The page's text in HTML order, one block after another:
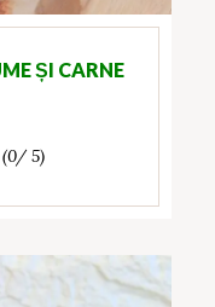
ȘI CARNE
(0/ 5)